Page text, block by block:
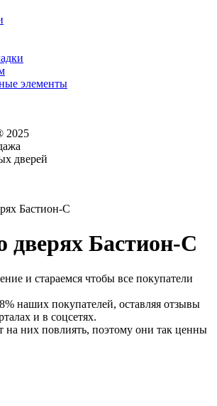
элементы
2025
дверей
Бастион-С
Бастион-С
и стараемся чтобы все покупатели
наших покупателей, оставляя отзывы
и в соцсетях.
на них повлиять, поэтому они так ценны